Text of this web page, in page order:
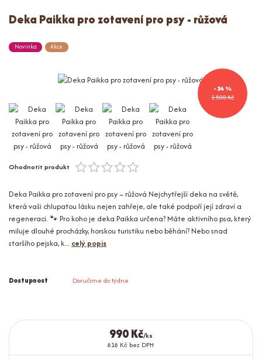
Deka Paikka pro zotavení pro psy - růžová
Novinka Akce
1 500 Kč
- 34 %
Ohodnotit produkt
Deka Paikka pro zotavení pro psy – růžová Nejchytřejší deka na světě,
která vaši chlupatou lásku nejen zahřeje, ale také podpoří její zdraví a
regeneraci. 🐾 Pro koho je deka Paikka určena? Máte aktivního psa, který
miluje dlouhé procházky, horskou turistiku nebo běhání? Nebo snad
staršího pejska, k... celý popis
Dostupnost Doručíme do týdne
990 Kč/ks
818 Kč bez DPH